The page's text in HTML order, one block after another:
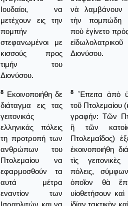
Ιουδαίοι, να
μετέχουν εις την
πομπήν
στεφανωμένοι με
κισσούς προς
τιμήν του
Διονύσου.
νὰ λαμβάνουν
τὴν πομπώδη
ποὺ ἐγίνετο
Διονύσου.
8
Εκοινοποιήθη δε
διάταγμα εις τας
γειτονικάς
ελληνικάς πόλεις
τη προτροπή των
ανθρώπων του
Πτολεμαίου να
εφαρμοσθούν τα
αυτά μέτρα
εναντίον των
Ισραηλιτών και να
8
Ἔπειτα ἀπὸ
τοῦ Πτολεμαίου
γραφήν: Τῶν
ἢ τῶν
Πτολεμαΐδος)
ἐκοινοποιήθη
τὶς γειτονικὲς
πόλεις,
ὁποῖον θὰ
υἱοθετήσουν
ἰδίαν τακτικὴν